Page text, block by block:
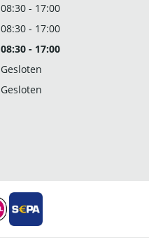
08:30 - 17:00
08:30 - 17:00
08:30 - 17:00
Gesloten
Gesloten